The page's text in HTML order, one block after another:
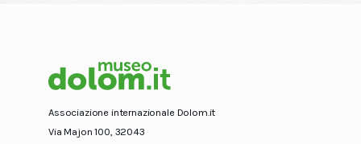
Associazione internazionale Dolom.it
Via Majon 100, 32043